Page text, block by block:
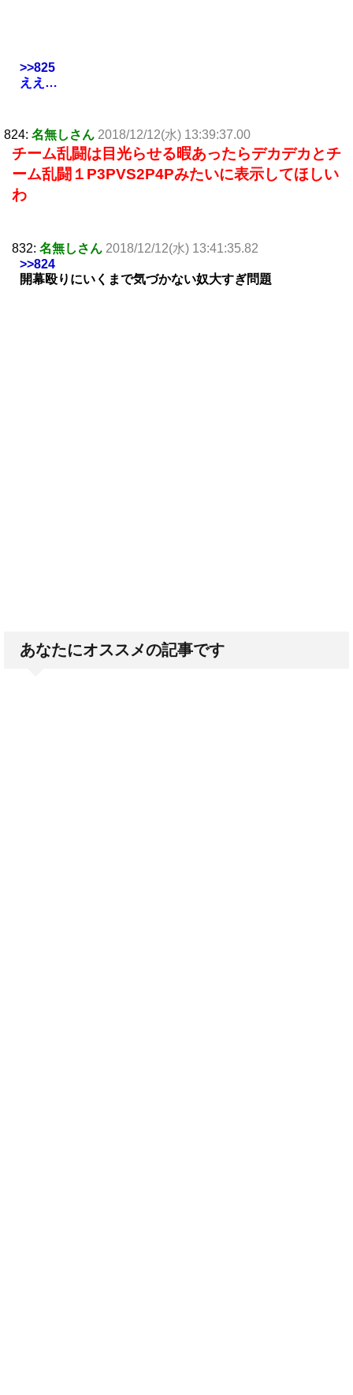
>>825
ええ…
824: 名無しさん 2018/12/12(水) 13:39:37.00
チーム乱闘は目光らせる暇あったらデカデカとチ
ーム乱闘１P3PVS2P4Pみたいに表示してほしい
わ
832: 名無しさん 2018/12/12(水) 13:41:35.82
>>824
開幕殴りにいくまで気づかない奴大すぎ問題
あなたにオススメの記事です